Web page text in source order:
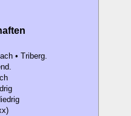
• Triberg.